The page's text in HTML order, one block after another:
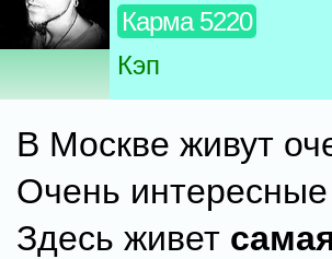
Карма 5220
Кэп
В Москве живут
Очень
Здесь живет